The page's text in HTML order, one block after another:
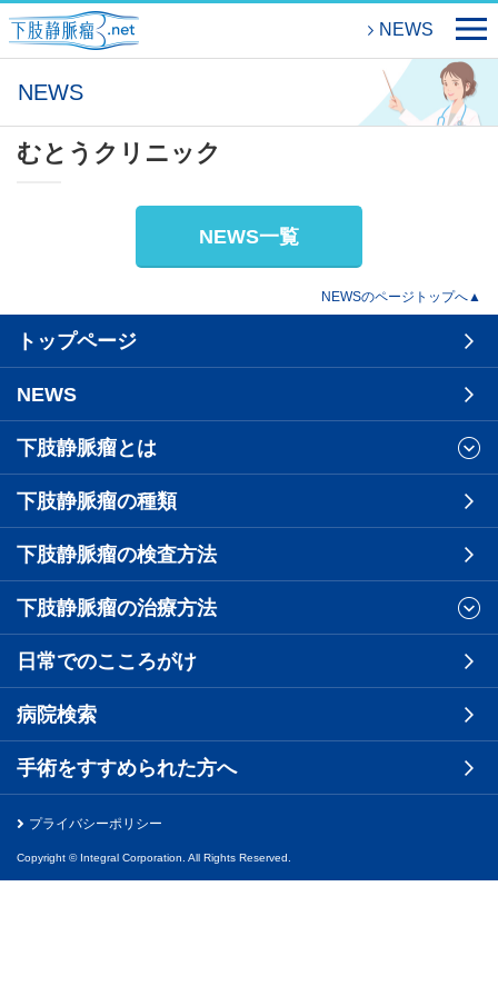
NEWS
NEWS
むとうクリニック
NEWS一覧
NEWSのページトップへ▲
トップページ
NEWS
下肢静脈瘤とは
下肢静脈瘤の種類
下肢静脈瘤の検査方法
下肢静脈瘤の治療方法
日常でのこころがけ
病院検索
手術をすすめられた方へ
プライバシーポリシー
Copyright © Integral Corporation. All Rights Reserved.